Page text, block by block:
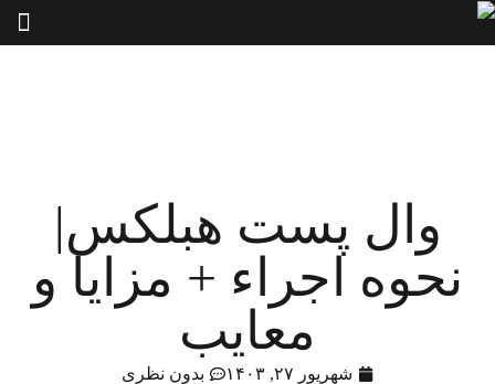
وال پست هبلکس|
نحوه اجراء + مزایا و
معایب
شهریور ۲۷, ۱۴۰۳ بدون نظری